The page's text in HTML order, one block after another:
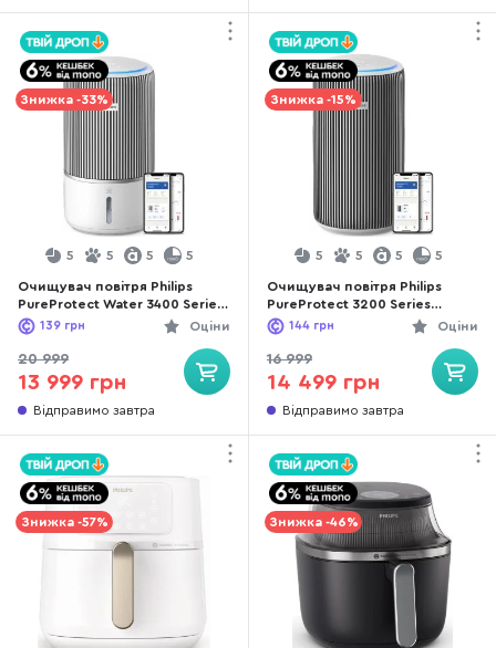
Знижка -33%
5 5 5 5
Очищувач повітря Philips
PureProtect Water 3400 Series
(AC3420/10)
Оціни
139 грн
20 999
13 999 грн
Відправимо завтра
Знижка -15%
5 5 5 5
Очищувач повітря Philips
PureProtect 3200 Series
(AC3220/10)
Оціни
144 грн
16 999
14 499 грн
Відправимо завтра
Знижка -57% Знижка -46%